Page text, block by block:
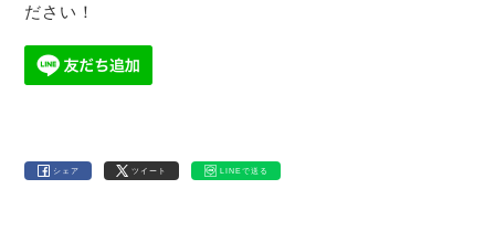
ださい！
シェア ツイート LINEで送る